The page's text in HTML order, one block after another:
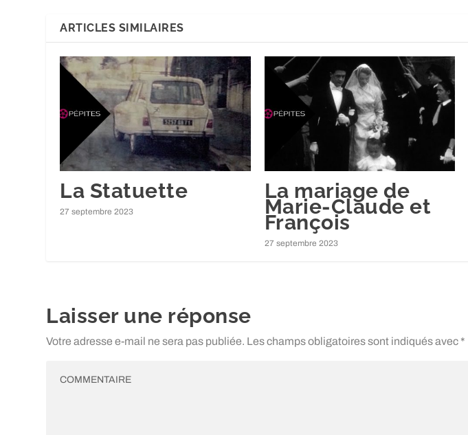
ARTICLES SIMILAIRES
La Statuette
27 septembre 2023
La mariage de
Marie-Claude et
François
27 septembre 2023
Laisser une réponse
Votre adresse e-mail ne sera pas publiée. Les champs obligatoires sont indiqués avec *